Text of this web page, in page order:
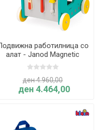
работилница со
алат - Janod Magnetic
Robot Brico 'Kids 18m+
ден 4.960,00
ден 4.464,00